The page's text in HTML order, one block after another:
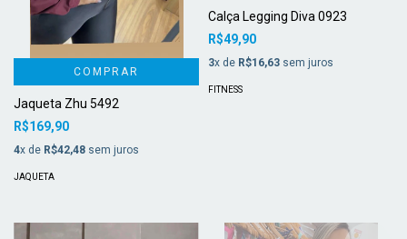
COMPRAR
Jaqueta Zhu 5492
R$169,90
4x de R$42,48 sem juros
JAQUETA
Calça Legging Diva 0923
R$49,90
3x de R$16,63 sem juros
FITNESS